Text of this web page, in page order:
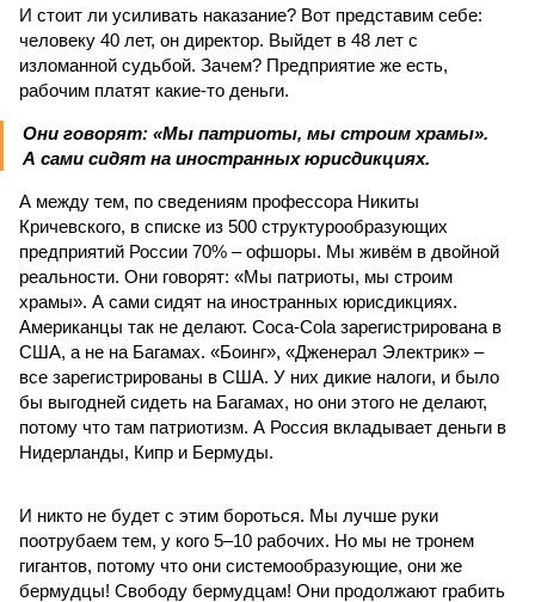
И стоит ли усиливать наказание? Вот представим себе:
человеку 40 лет, он директор. Выйдет в 48 лет с
изломанной судьбой. Зачем? Предприятие же есть,
рабочим платят какие-то деньги.
Они говорят: «Мы патриоты, мы строим храмы».
А сами сидят на иностранных юрисдикциях.
А между тем, по сведениям профессора Никиты
Кричевского, в списке из 500 структурообразующих
предприятий России 70% – офшоры. Мы живём в двойной
реальности. Они говорят: «Мы патриоты, мы строим
храмы». А сами сидят на иностранных юрисдикциях.
Американцы так не делают. Coca-Cola зарегистрирована в
США, а не на Багамах. «Боинг», «Дженерал Электрик» –
все зарегистрированы в США. У них дикие налоги, и было
бы выгодней сидеть на Багамах, но они этого не делают,
потому что там патриотизм. А Россия вкладывает деньги в
Нидерланды, Кипр и Бермуды.
И никто не будет с этим бороться. Мы лучше руки
поотрубаем тем, у кого 5–10 рабочих. Но мы не тронем
гигантов, потому что они системообразующие, они же
бермудцы! Свободу бермудцам! Они продолжают грабить